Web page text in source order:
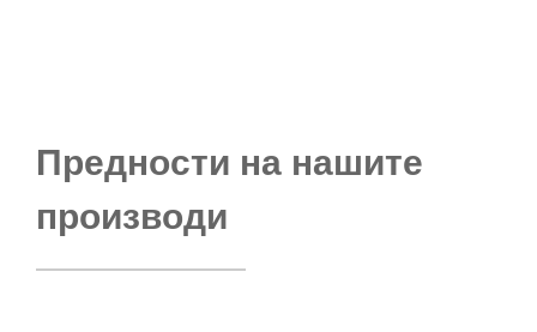
Предности на нашите
производи